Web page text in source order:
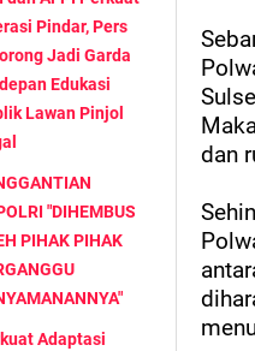
Pindar, Pers
Jadi Garda
Edukasi
Lawan Pinjol
"DIHEMBUS
PIHAK PIHAK
Adaptasi
dan